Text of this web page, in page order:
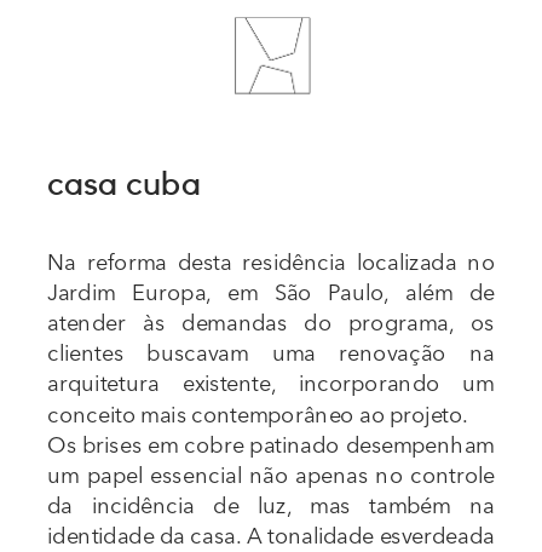
casa cuba
Na reforma desta residência localizada no
Jardim Europa, em São Paulo, além de
atender às demandas do programa, os
clientes buscavam uma renovação na
arquitetura existente, incorporando um
conceito mais contemporâneo ao projeto.
Os brises em cobre patinado desempenham
um papel essencial não apenas no controle
da incidência de luz, mas também na
identidade da casa. A tonalidade esverdeada